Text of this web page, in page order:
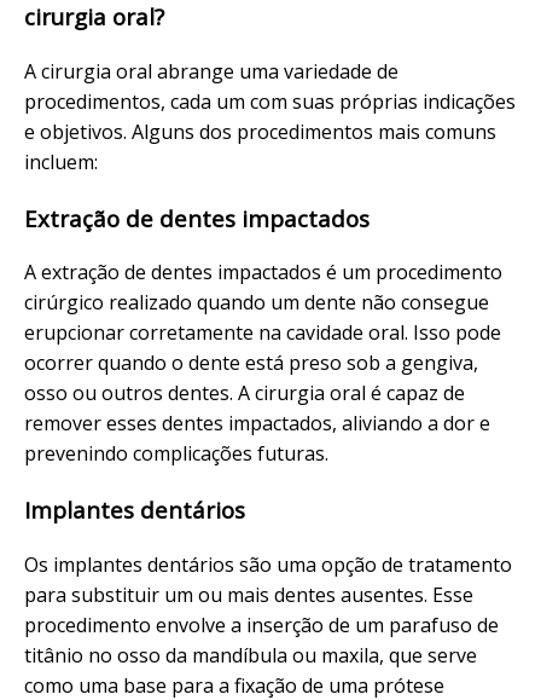
cirurgia oral?
A cirurgia oral abrange uma variedade de
procedimentos, cada um com suas próprias indicações
e objetivos. Alguns dos procedimentos mais comuns
incluem:
Extração de dentes impactados
A extração de dentes impactados é um procedimento
cirúrgico realizado quando um dente não consegue
erupcionar corretamente na cavidade oral. Isso pode
ocorrer quando o dente está preso sob a gengiva,
osso ou outros dentes. A cirurgia oral é capaz de
remover esses dentes impactados, aliviando a dor e
prevenindo complicações futuras.
Implantes dentários
Os implantes dentários são uma opção de tratamento
para substituir um ou mais dentes ausentes. Esse
procedimento envolve a inserção de um parafuso de
titânio no osso da mandíbula ou maxila, que serve
como uma base para a fixação de uma prótese